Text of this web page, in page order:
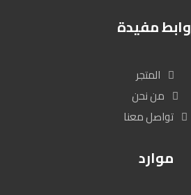
مفيدة
المتجر
من نحن
تواصل معنا
موارد